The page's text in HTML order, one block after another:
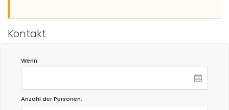
Kontakt
Wenn
Anzahl der Personen: